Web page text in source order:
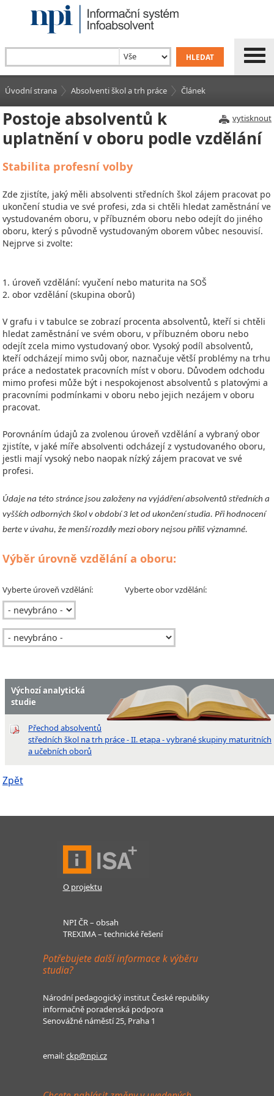
Úvodní strana Absolventi škol a trh práce Článek
vytisknout
Postoje absolventů k
uplatnění v oboru podle vzdělání
Stabilita profesní volby
Zde zjistíte, jaký měli absolventi středních škol zájem pracovat po
ukončení studia ve své profesi, zda si chtěli hledat zaměstnání ve
vystudovaném oboru, v příbuzném oboru nebo odejít do jiného
oboru, který s původně vystudovaným oborem vůbec nesouvisí.
Nejprve si zvolte:
1. úroveň vzdělání: vyučení nebo maturita na SOŠ
2. obor vzdělání (skupina oborů)
V grafu i v tabulce se zobrazí procenta absolventů, kteří si chtěli
hledat zaměstnání ve svém oboru, v příbuzném oboru nebo
odejít zcela mimo vystudovaný obor. Vysoký podíl absolventů,
kteří odcházejí mimo svůj obor, naznačuje větší problémy na trhu
práce a nedostatek pracovních míst v oboru. Důvodem odchodu
mimo profesi může být i nespokojenost absolventů s platovými a
pracovními podmínkami v oboru nebo jejich nezájem v oboru
pracovat.
Porovnáním údajů za zvolenou úroveň vzdělání a vybraný obor
zjistíte, v jaké míře absolventi odcházejí z vystudovaného oboru,
jestli mají vysoký nebo naopak nízký zájem pracovat ve své
profesi.
Údaje na této stránce jsou založeny na vyjádření absolventů středních a
vyšších odborných škol v období 3 let od ukončení studia. Při hodnocení
berte v úvahu, že menší rozdíly mezi obory nejsou příliš významné.
Výběr úrovně vzdělání a oboru:
Vyberte úroveň vzdělání: Vyberte obor vzdělání:
Výchozí analytická
studie
Přechod absolventů
středních škol na trh práce - II. etapa - vybrané skupiny maturitních
a učebních oborů
Zpět
O projektu
NPI ČR – obsah
TREXIMA – technické řešení
Potřebujete další informace k výběru
studia?
Národní pedagogický institut České republiky
informačně poradenská podpora
Senovážné náměstí 25, Praha 1
email:ckp@npi.cz